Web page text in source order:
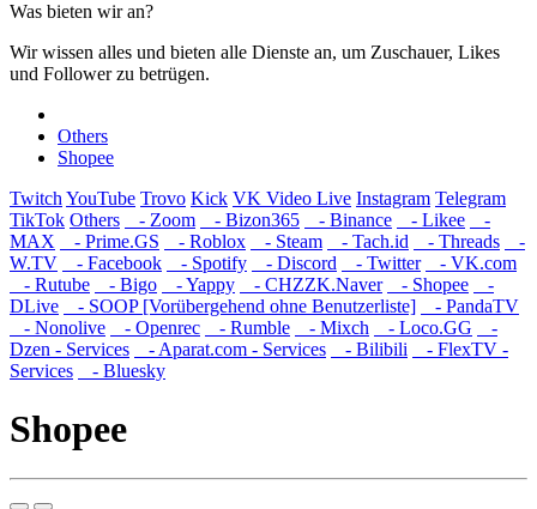
Was bieten wir an?
Wir wissen alles und bieten alle Dienste an, um Zuschauer, Likes
und Follower zu betrügen.
Others
Shopee
Twitch YouTube Trovo Kick VK Video Live Instagram Telegram
TikTok Others - Zoom - Bizon365 - Binance - Likee
-
MAX
- Prime.GS - Roblox - Steam - Tach.id - Threads
-
W.TV
- Facebook - Spotify - Discord - Twitter
- VK.com
- Rutube
- Bigo - Yappy - CHZZK.Naver - Shopee
-
DLive
- SOOP [Vorübergehend ohne Benutzerliste]
- PandaTV
- Nonolive
- Openrec - Rumble - Mixch - Loco.GG
-
Dzen - Services
- Aparat.com - Services - Bilibili
- FlexTV -
Services
- Bluesky
Shopee